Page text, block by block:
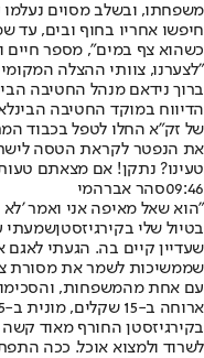
משפחתו, ובשלב מסוים
חיפשו אחריו בחוף ובים, עד
כשהוא צף במים", מספר חיים
"לצערנו, צוותי ההצלה
ברוך נידאם מנהל החטיבה
הדיווח במוקד החטיבה
של זק״א החלו לטפל בכבוד
את הנפטר לקראת הטסה
טעינו? נתקן! אם מצאתם
09:46סהר אברהמי
"הוא שאל מאיפה אני ואמר
בטיול שלי בקירגיזסטןשמעתי
שעדיין קיים בה. הגעתי לאגם
שממשיכות לשמר את מסורת
עם אחת מהמשפחות, והסכימו
ארוחה ב-15 שקלים, מונית ב-5: הזוג ש
בקירגיזסטן החורף מאוד
לשרוד ולמצוא אוכל. ככה